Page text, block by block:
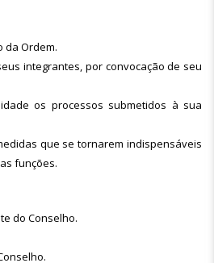
da Ordem.
integrantes, por convocação de seu
os processos submetidos à sua
que se tornarem indispensáveis
funções.
do Conselho.